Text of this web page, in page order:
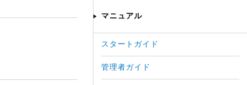
マニュアル
スタートガイド
管理者ガイド